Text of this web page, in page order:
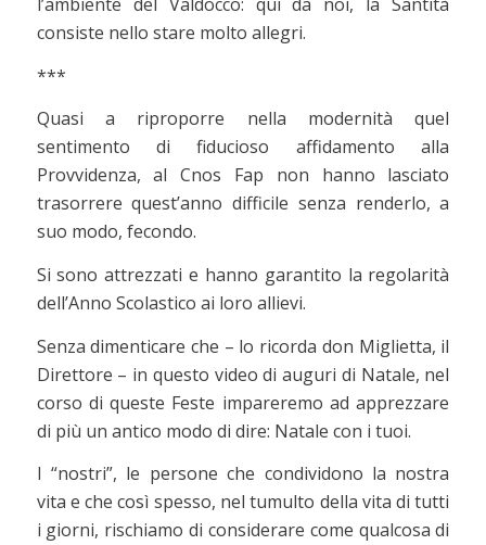
consiste nello stare molto allegri.
***
Quasi a riproporre nella modernità quel
sentimento di fiducioso affidamento alla
Provvidenza, al Cnos Fap non hanno lasciato
trasorrere quest’anno difficile senza renderlo, a
suo modo, fecondo.
Si sono attrezzati e hanno garantito la regolarità
dell’Anno Scolastico ai loro allievi.
Senza dimenticare che – lo ricorda don Miglietta, il
Direttore – in questo video di auguri di Natale, nel
corso di queste Feste impareremo ad apprezzare
di più un antico modo di dire: Natale con i tuoi.
I “nostri”, le persone che condividono la nostra
vita e che così spesso, nel tumulto della vita di tutti
i giorni, rischiamo di considerare come qualcosa di